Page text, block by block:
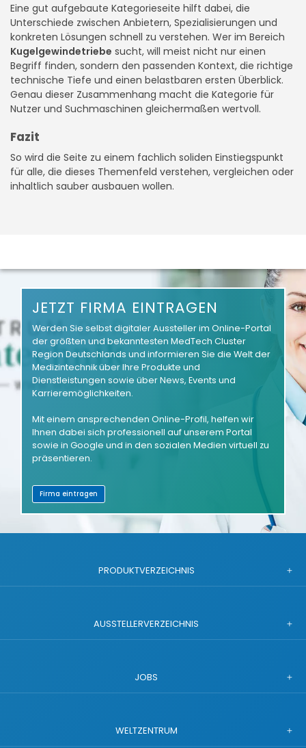
Eine gut aufgebaute Kategorieseite hilft dabei, die
Unterschiede zwischen Anbietern, Spezialisierungen und
konkreten Lösungen schnell zu verstehen. Wer im Bereich
Kugelgewindetriebe sucht, will meist nicht nur einen
Begriff finden, sondern den passenden Kontext, die richtige
technische Tiefe und einen belastbaren ersten Überblick.
Genau dieser Zusammenhang macht die Kategorie für
Nutzer und Suchmaschinen gleichermaßen wertvoll.
Fazit
So wird die Seite zu einem fachlich soliden Einstiegspunkt
für alle, die dieses Themenfeld verstehen, vergleichen oder
inhaltlich sauber ausbauen wollen.
JETZT FIRMA EINTRAGEN
Werden Sie selbst digitaler Aussteller im Online-Portal
der größten und bekanntesten MedTech Cluster
Region Deutschlands und informieren Sie die Welt der
Medizintechnik über Ihre Produkte und
Dienstleistungen sowie über News, Events und
Karrieremöglichkeiten.
Mit einem ansprechenden Online-Profil, helfen wir
Ihnen dabei sich professionell auf unserem Portal
sowie in Google und in den sozialen Medien virtuell zu
präsentieren.
Firma eintragen
PRODUKTVERZEICHNIS
AUSSTELLERVERZEICHNIS
JOBS
WELTZENTRUM